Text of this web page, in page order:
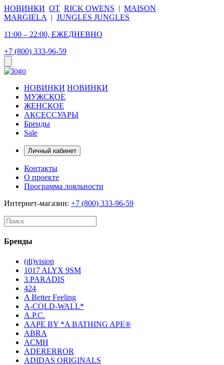
НОВИНКИ ОТ RICK OWENS | MAISON
MARGIELA
| JUNGLES JUNGLES
11:00 – 22:00, ЕЖЕДНЕВНО
+7 (800) 333-96-59
НОВИНКИ НОВИНКИ
МУЖСКОЕ
ЖЕНСКОЕ
АКСЕССУАРЫ
Бренды
Sale
Личный кабинет
Контакты
О проекте
Программа лояльности
Интернет-магазин: +7 (800) 333-96-59
Бренды
(di)vision
1017 ALYX 9SM
3.PARADIS
424
A Better Feeling
A-COLD-WALL*
A.P.C.
AAPE BY *A BATHING APE®
ABRA
ACMH
ADERERROR
ADIDAS ORIGINALS